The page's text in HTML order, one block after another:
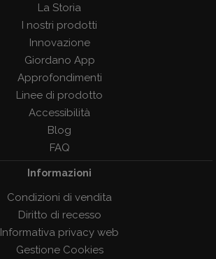
La Storia
I nostri prodotti
Innovazione
Giordano App
Approfondimenti
Linee di prodotto
Accessibilità
Blog
FAQ
Informazioni
Condizioni di vendita
Diritto di recesso
Informativa privacy web
Gestione Cookies